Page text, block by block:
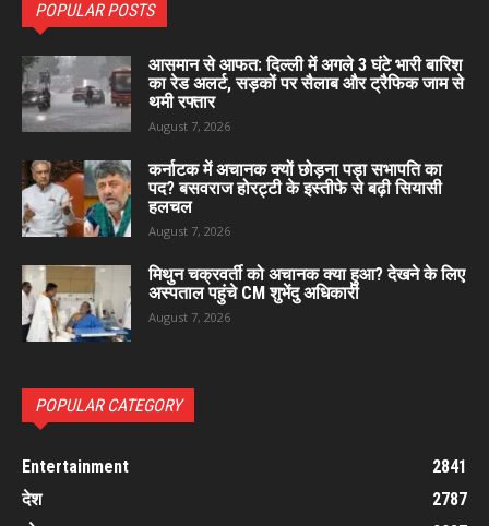
POPULAR POSTS
आसमान से आफत: दिल्ली में अगले 3 घंटे भारी बारिश
का रेड अलर्ट, सड़कों पर सैलाब और ट्रैफिक जाम से
थमी रफ्तार
August 7, 2026
कर्नाटक में अचानक क्यों छोड़ना पड़ा सभापति का
पद? बसवराज होरट्टी के इस्तीफे से बढ़ी सियासी
हलचल
August 7, 2026
मिथुन चक्रवर्ती को अचानक क्या हुआ? देखने के लिए
अस्पताल पहुंचे CM शुभेंदु अधिकारी
August 7, 2026
POPULAR CATEGORY
Entertainment
2841
देश
2787